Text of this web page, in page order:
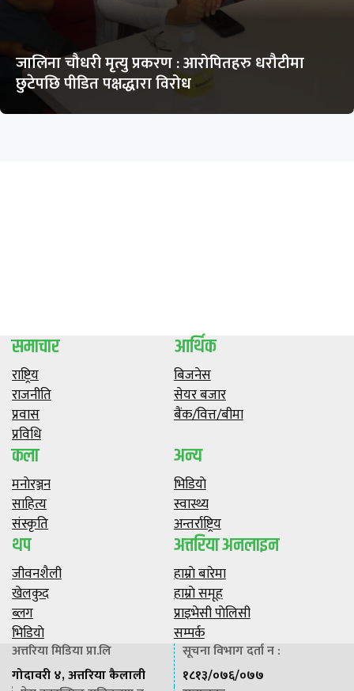
जालिना चौधरी मृत्यु प्रकरण : आरोपितहरु धरौटीमा
छुटेपछि पीडित पक्षद्धारा विरोध
समाचार
राष्ट्रिय
राजनीति
प्रवास
प्रविधि
आर्थिक
बिजनेस
सेयर बजार
बैंक/वित्त/बीमा
कला
मनाेरञ्जन
साहित्य
संस्कृति
अन्य
भिडियाे
स्वास्थ्य
अन्तर्राष्ट्रिय
थप
जीवनशैली
खेलकुद
ब्लग
भिडियाे
अत्तरिया अनलाइन
हाम्राे बारेमा
हाम्राे समूह
प्राइभेसी पाेलिसी
सम्पर्क
अत्तरिया मिडिया प्रा.लि
गोदावरी ४, अत्तरिया कैलाली
सूचना विभाग दर्ता न :
१८१३/०७६/०७७